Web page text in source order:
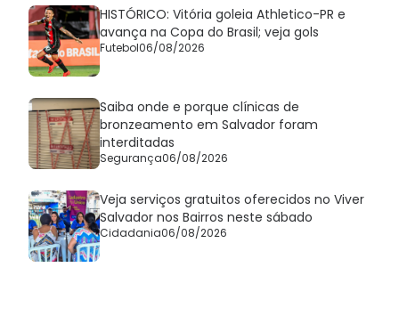
HISTÓRICO: Vitória goleia Athletico-PR e
avança na Copa do Brasil; veja gols
Futebol06/08/2026
Saiba onde e porque clínicas de
bronzeamento em Salvador foram
interditadas
Segurança06/08/2026
Veja serviços gratuitos oferecidos no Viver
Salvador nos Bairros neste sábado
Cidadania06/08/2026